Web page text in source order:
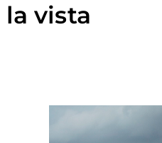
la vista